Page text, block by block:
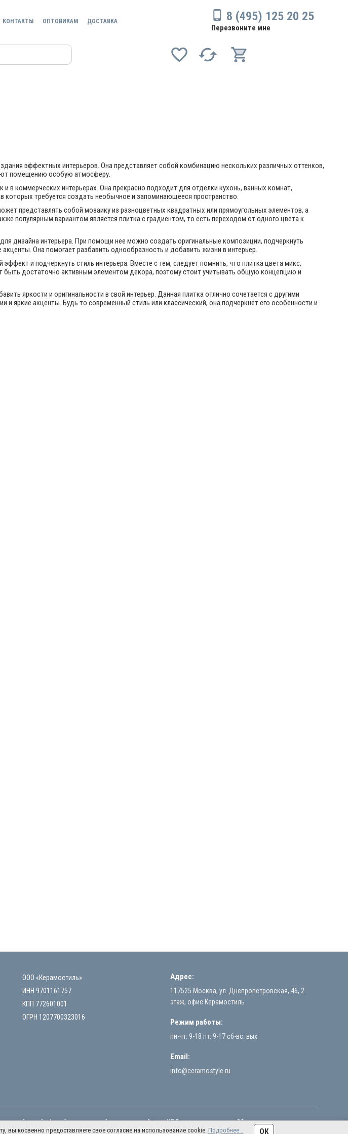
КОНТАКТЫ ОПТОВИКАМ ДОСТАВКА 8 (495) 125 20 25
Перезвоните мне
эффектных интерьеров. Она представляет собой комбинацию нескольких различных оттенков,
помещению особую атмосферу.
в коммерческих интерьерах. Она прекрасно подходит для отделки кухонь, ванных комнат,
которых требуется создать необычное и запоминающееся пространство.
представлять собой мозаику из разноцветных квадратных или прямоугольных элементов, а
популярным вариантом является плитка с градиентом, то есть переходом от одного цвета к
дизайна интерьера. При помощи нее можно создать оригинальные композиции, подчеркнуть
Она помогает разбавить однообразность и добавить жизни в интерьер.
и подчеркнуть стиль интерьера. Вместе с тем, следует помнить, что плитка цвета микс,
быть достаточно активным элементом декора, поэтому стоит учитывать общую концепцию и
яркости и оригинальности в свой интерьер. Данная плитка отлично сочетается с другими
и яркие акценты. Будь то современный стиль или классический, она подчеркнет его особенности и
ООО «Керамостиль»
ИНН 9701161757
КПП 772601001
ОГРН 1207700323016
Адрес:
117525 Москва, ул. Днепропетровская, 46, 2
этаж, офис Керамостиль
Режим работы:
пн-чт: 9-18 пт: 9-17 сб-вс: вых.
Email:
info@ceramostyle.ru
публичной офертой, определяемой положениями Статьи 437 Гражданского кодекса РФ.
косвенно предоставляете свое согласие на использование cookie. Подробнее... ОК